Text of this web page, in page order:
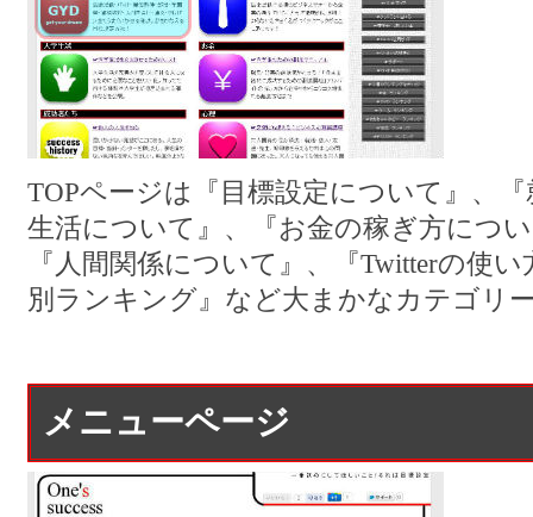
TOPページは『目標設定について』、
生活について』、『お金の稼ぎ方につ
『人間関係について』、『Twitterの使
別ランキング』など大まかなカテゴリ
メニューページ